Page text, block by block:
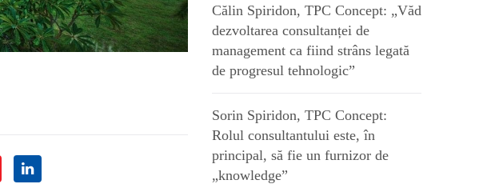
Călin Spiridon, TPC Concept: „Văd
dezvoltarea consultanței de
management ca fiind strâns legată
de progresul tehnologic”
Sorin Spiridon, TPC Concept:
Rolul consultantului este, în
principal, să fie un furnizor de
„knowledge”